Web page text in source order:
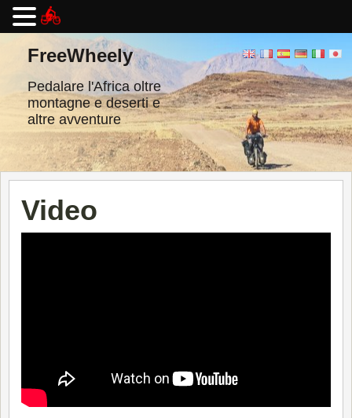
contenutoFreeWheely
Pedalare l'Africa oltre
montagne e deserti e
altre avventure
Video